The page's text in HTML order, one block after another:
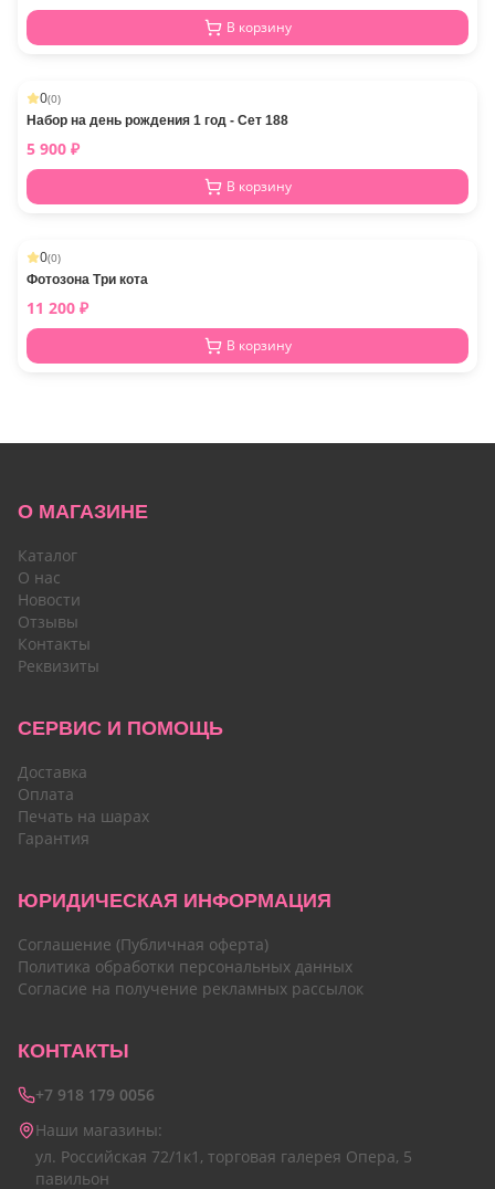
В корзину
0(0)
Набор на день рождения 1 год - Сет 188
5 900 ₽
В корзину
0(0)
Фотозона Три кота
11 200 ₽
В корзину
О МАГАЗИНЕ
Каталог
О нас
Новости
Отзывы
Контакты
Реквизиты
СЕРВИС И ПОМОЩЬ
Доставка
Оплата
Печать на шарах
Гарантия
ЮРИДИЧЕСКАЯ ИНФОРМАЦИЯ
Соглашение (Публичная оферта)
Политика обработки персональных данных
Согласие на получение рекламных рассылок
КОНТАКТЫ
+7 918 179 0056
Наши магазины:
ул. Российская 72/1к1, торговая галерея Опера, 5
павильон